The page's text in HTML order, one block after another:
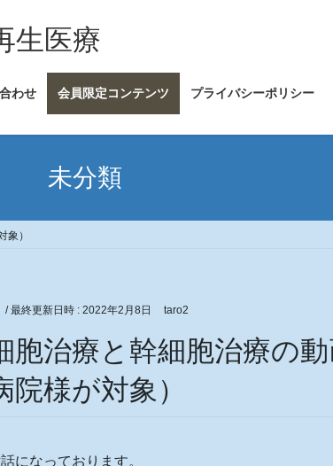
生医療
わせ 会員限定コンテンツ プライバシーポリシー
未分類
象）
/ 最終更新日時 : 2022年2月8日 taro2
胞治療と幹細胞治療の
院様が対象）
になっております。